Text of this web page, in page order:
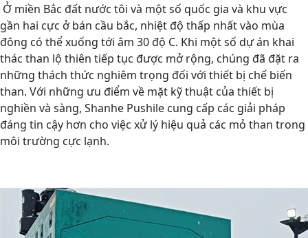
Ở miền Bắc đất nước tôi và một số quốc gia và khu vực
gần hai cực ở bán cầu bắc, nhiệt độ thấp nhất vào mùa
đông có thể xuống tới âm 30 độ C. Khi một số dự án khai
thác than lộ thiên tiếp tục được mở rộng, chúng đã đặt ra
những thách thức nghiêm trọng đối với thiết bị chế biến
than. Với những ưu điểm về mặt kỹ thuật của thiết bị
nghiền và sàng, Shanhe Pushile cung cấp các giải pháp
đáng tin cậy hơn cho việc xử lý hiệu quả các mỏ than trong
môi trường cực lạnh.